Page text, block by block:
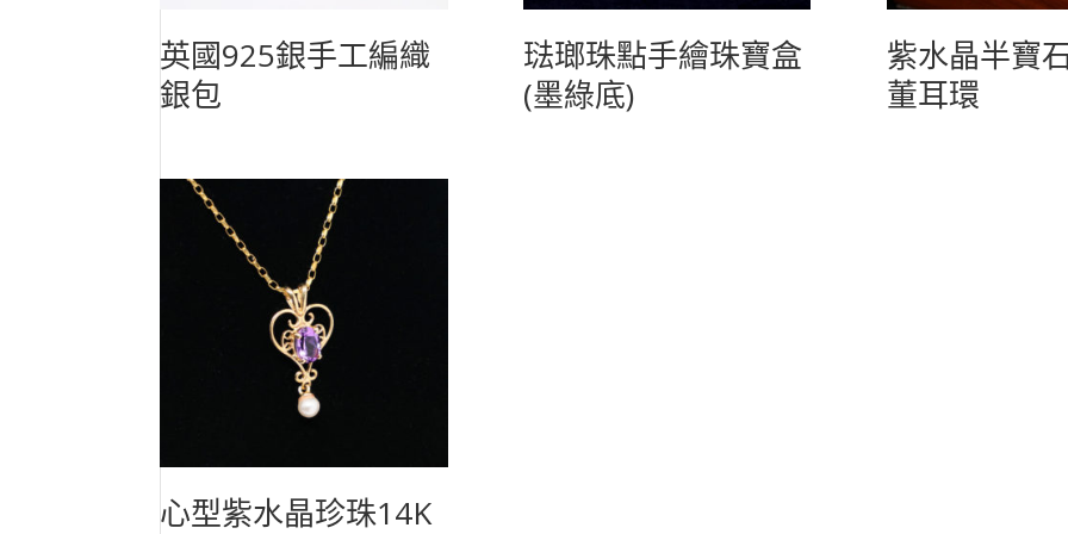
英國925銀手工編織
銀包
琺瑯珠點手繪珠寶盒
(墨綠底)
紫水晶半寶
董耳環
心型紫水晶珍珠14K